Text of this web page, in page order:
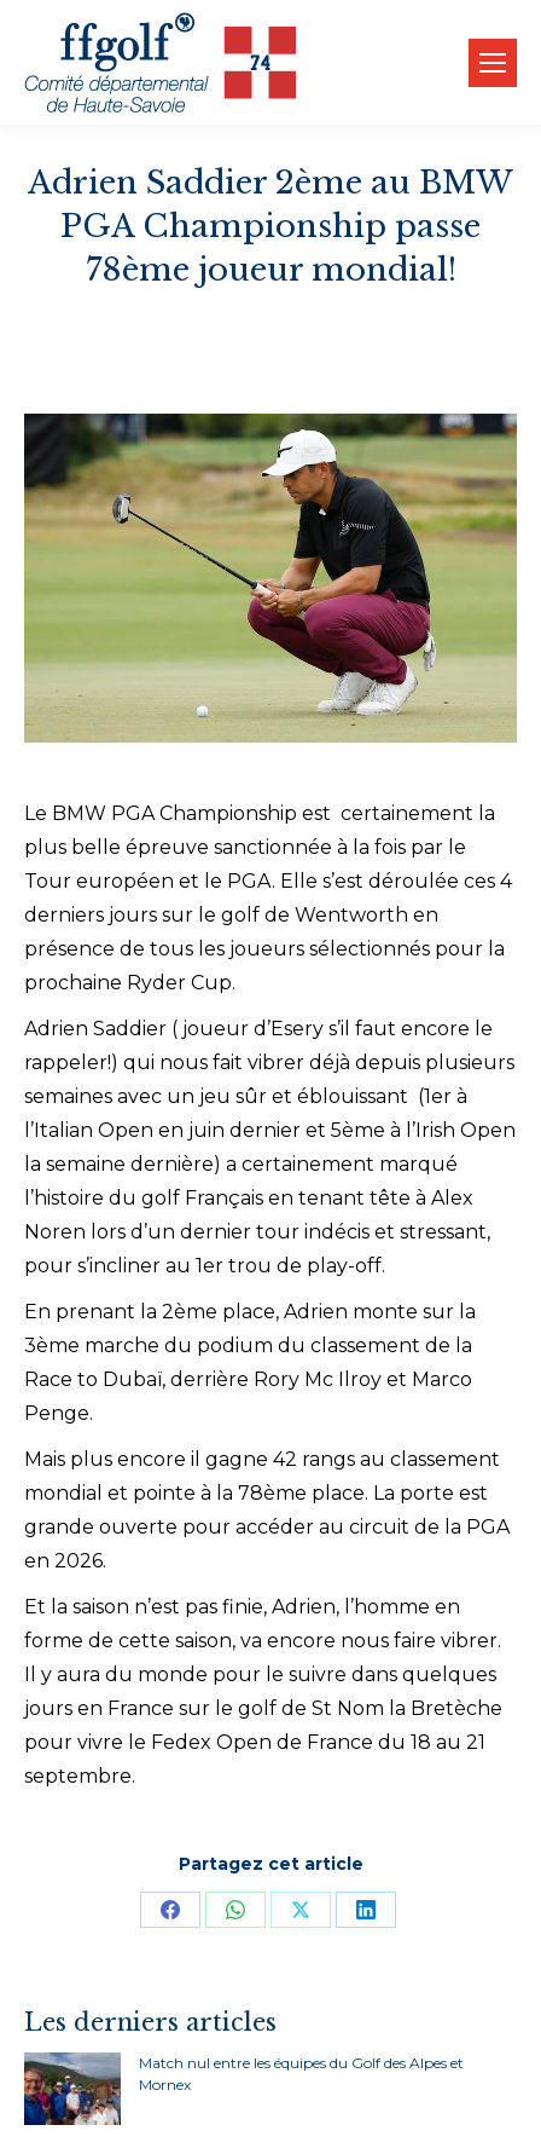
Adrien Saddier 2ème au BMW
PGA Championship passe
78ème joueur mondial!
Le BMW PGA Championship est certainement la
plus belle épreuve sanctionnée à la fois par le
Tour européen et le PGA. Elle s’est déroulée ces 4
derniers jours sur le golf de Wentworth en
présence de tous les joueurs sélectionnés pour la
prochaine Ryder Cup.
Adrien Saddier ( joueur d’Esery s’il faut encore le
rappeler!) qui nous fait vibrer déjà depuis plusieurs
semaines avec un jeu sûr et éblouissant (1er à
l’Italian Open en juin dernier et 5ème à l’Irish Open
la semaine dernière) a certainement marqué
l’histoire du golf Français en tenant tête à Alex
Noren lors d’un dernier tour indécis et stressant,
pour s’incliner au 1er trou de play-off.
En prenant la 2ème place, Adrien monte sur la
3ème marche du podium du classement de la
Race to Dubaï, derrière Rory Mc Ilroy et Marco
Penge.
Mais plus encore il gagne 42 rangs au classement
mondial et pointe à la 78ème place. La porte est
grande ouverte pour accéder au circuit de la PGA
en 2026.
Et la saison n’est pas finie, Adrien, l’homme en
forme de cette saison, va encore nous faire vibrer.
Il y aura du monde pour le suivre dans quelques
jours en France sur le golf de St Nom la Bretèche
pour vivre le Fedex Open de France du 18 au 21
septembre.
Partagez cet article
PartagerPartagerPartagerPartager
Les derniers articles
Match nul entre les équipes du Golf des Alpes et
Mornex